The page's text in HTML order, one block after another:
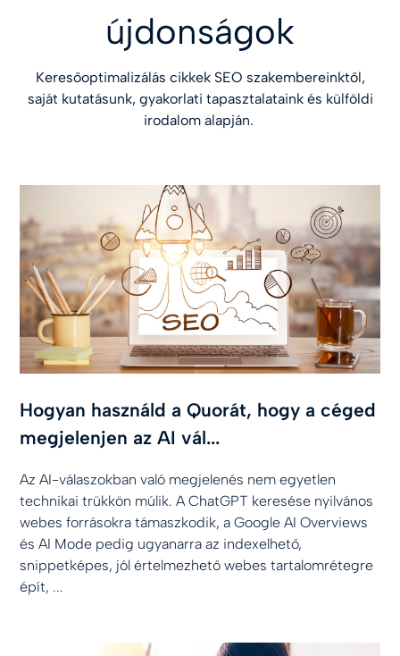
újdonságok
Keresőoptimalizálás cikkek SEO szakembereinktől,
saját kutatásunk, gyakorlati tapasztalataink és külföldi
irodalom alapján.
Hogyan használd a Quorát, hogy a céged
megjelenjen az AI vál...
Az AI-válaszokban való megjelenés nem egyetlen
technikai trükkön múlik. A ChatGPT keresése nyilvános
webes forrásokra támaszkodik, a Google AI Overviews
és AI Mode pedig ugyanarra az indexelhető,
snippetképes, jól értelmezhető webes tartalomrétegre
épít, ...